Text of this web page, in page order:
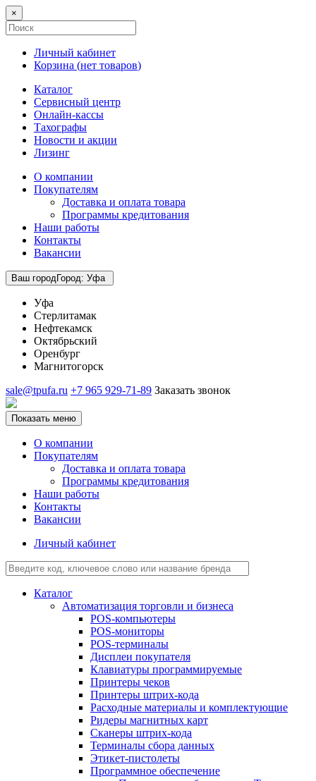
×
Личный кабинет
Корзина (нет товаров)
Каталог
Сервисный центр
Онлайн-кассы
Тахографы
Новости и акции
Лизинг
О компании
Покупателям
Доставка и оплата товара
Программы кредитования
Наши работы
Контакты
Вакансии
Ваш городГород: Уфа
Уфа
Стерлитамак
Нефтекамск
Октябрьский
Оренбург
Магнитогорск
sale@tpufa.ru +7 965 929-71-89 Заказать звонок
Показать меню
О компании
Покупателям
Доставка и оплата товара
Программы кредитования
Наши работы
Контакты
Вакансии
Личный кабинет
Каталог
Автоматизация торговли и бизнеса
POS-компьютеры
POS-мониторы
POS-терминалы
Дисплеи покупателя
Клавиатуры программируемые
Принтеры чеков
Принтеры штрих-кода
Расходные материалы и комплектующие
Ридеры магнитных карт
Сканеры штрих-кода
Терминалы сбора данных
Этикет-пистолеты
Программное обеспечение